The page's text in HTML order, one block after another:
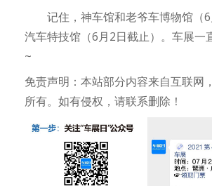
记住，神车馆和老爷车博物馆（6
汽车特技馆（6月2日截止）。车展一
~
免责声明：本站部分内容来自互联网
所有。如有侵权，请联系删除！